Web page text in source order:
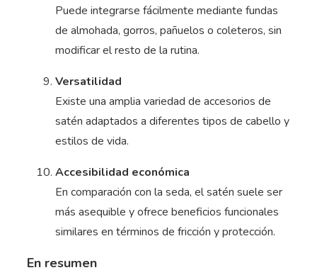
Puede integrarse fácilmente mediante fundas
de almohada, gorros, pañuelos o coleteros, sin
modificar el resto de la rutina.
Versatilidad
Existe una amplia variedad de accesorios de
satén adaptados a diferentes tipos de cabello y
estilos de vida.
Accesibilidad económica
En comparación con la seda, el satén suele ser
más asequible y ofrece beneficios funcionales
similares en términos de fricción y protección.
En resumen